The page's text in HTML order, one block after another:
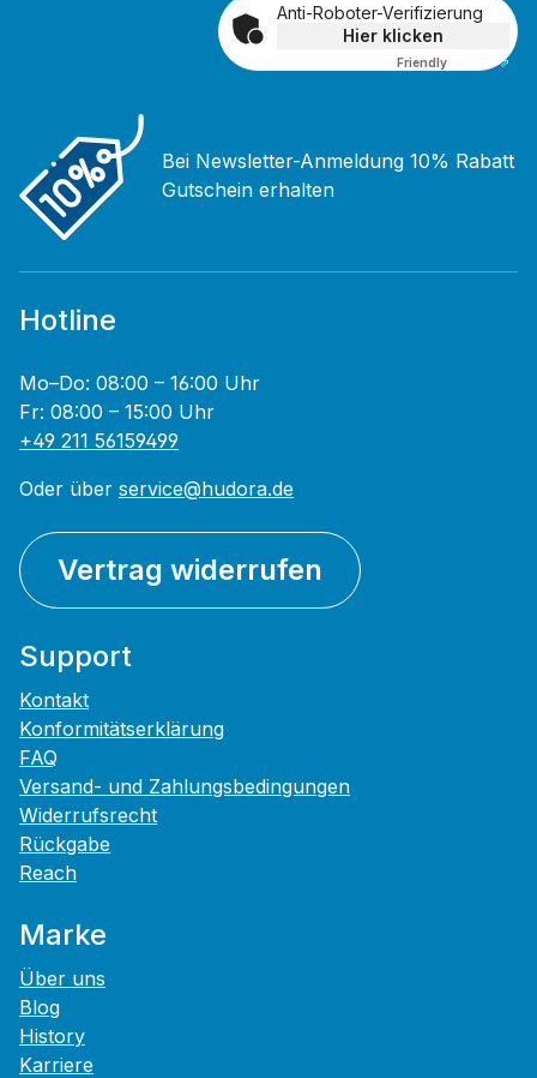
Anti-Roboter-Verifizierung
Hier klicken
Friendly Captcha ⇗
Bei Newsletter-Anmeldung 10% Rabatt
Gutschein erhalten
Hotline
Mo–Do: 08:00 – 16:00 Uhr
Fr: 08:00 – 15:00 Uhr
+49 211 56159499
Oder über service@hudora.de
Vertrag widerrufen
Support
Kontakt
Konformitätserklärung
FAQ
Versand- und Zahlungsbedingungen
Widerrufsrecht
Rückgabe
Reach
Marke
Über uns
Blog
History
Karriere